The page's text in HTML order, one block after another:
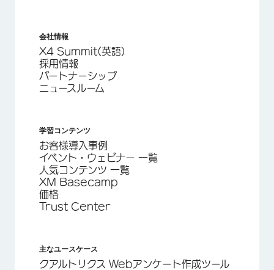
会社情報
X4 Summit(英語)
採用情報
パートナーシップ
ニュースルーム
学習コンテンツ
お客様導入事例
イベント・ウェビナー 一覧
人気コンテンツ 一覧
XM Basecamp
価格
Trust Center
主なユースケース
クアルトリクス Webアンケート作成ツール